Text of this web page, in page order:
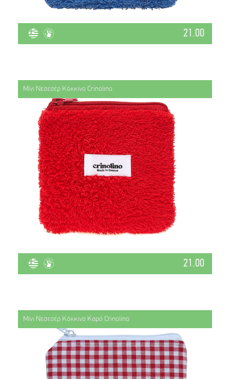
21.00
Μίνι Νεσεσέρ Κόκκινο Crinolino
21.00
Μίνι Νεσεσέρ Κόκκινο Καρό Crinolino